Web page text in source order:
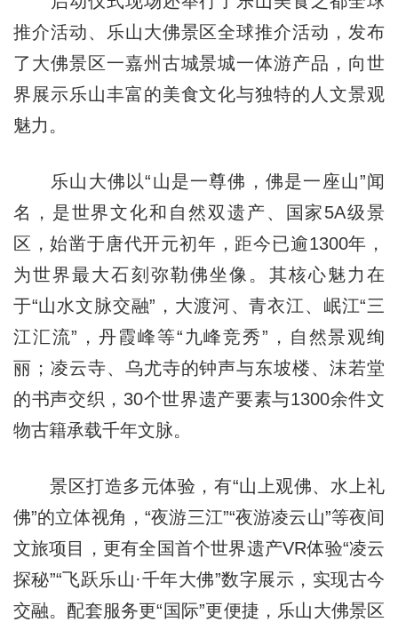
推介活动、乐山大佛景区全球推介活动，发布
了大佛景区一嘉州古城景城一体游产品，向世
界展示乐山丰富的美食文化与独特的人文景观
魅力。
乐山大佛以“山是一尊佛，佛是一座山”闻
名，是世界文化和自然双遗产、国家5A级景
区，始凿于唐代开元初年，距今已逾1300年，
为世界最大石刻弥勒佛坐像。其核心魅力在
于“山水文脉交融”，大渡河、青衣江、岷江“三
江汇流”，丹霞峰等“九峰竞秀”，自然景观绚
丽；凌云寺、乌尤寺的钟声与东坡楼、沫若堂
的书声交织，30个世界遗产要素与1300余件文
物古籍承载千年文脉。
景区打造多元体验，有“山上观佛、水上礼
佛”的立体视角，“夜游三江”“夜游凌云山”等夜间
文旅项目，更有全国首个世界遗产VR体验“凌云
探秘”“飞跃乐山·千年大佛”数字展示，实现古今
交融。配套服务更“国际”更便捷，乐山大佛景区